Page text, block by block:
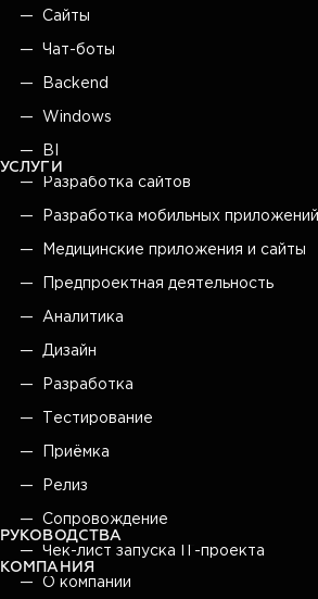
Сайты
Чат-боты
Backend
Windows
BI
УСЛУГИ
Разработка сайтов
Разработка мобильных приложений
Медицинские приложения и сайты
Предпроектная деятельность
Аналитика
Дизайн
Разработка
Тестирование
Приёмка
Релиз
Сопровождение
РУКОВОДСТВА
Чек-лист запуска IT-проекта
КОМПАНИЯ
О компании